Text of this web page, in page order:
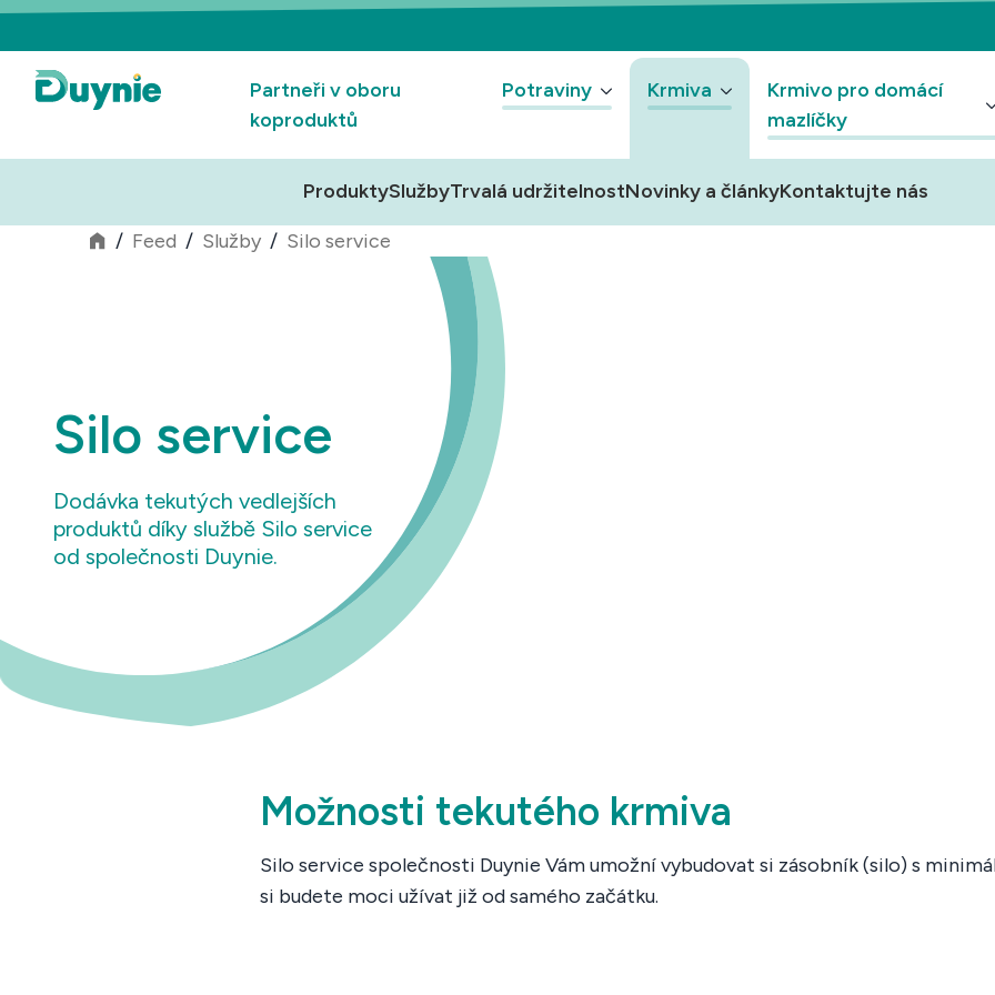
Partneři v oboru
koproduktů
Potraviny Krmiva
Krmivo pro domácí
mazlíčky
ProduktySlužbyTrvalá udržitelnostNovinky a článkyKontaktujte nás
/ Feed / Služby / Silo service
Silo service
Dodávka tekutých vedlejších
produktů díky službě Silo service
od společnosti Duynie.
Možnosti tekutého krmiva
Silo service společnosti Duynie Vám umožní vybudovat si zásobník (silo) s
si budete moci užívat již od samého začátku.